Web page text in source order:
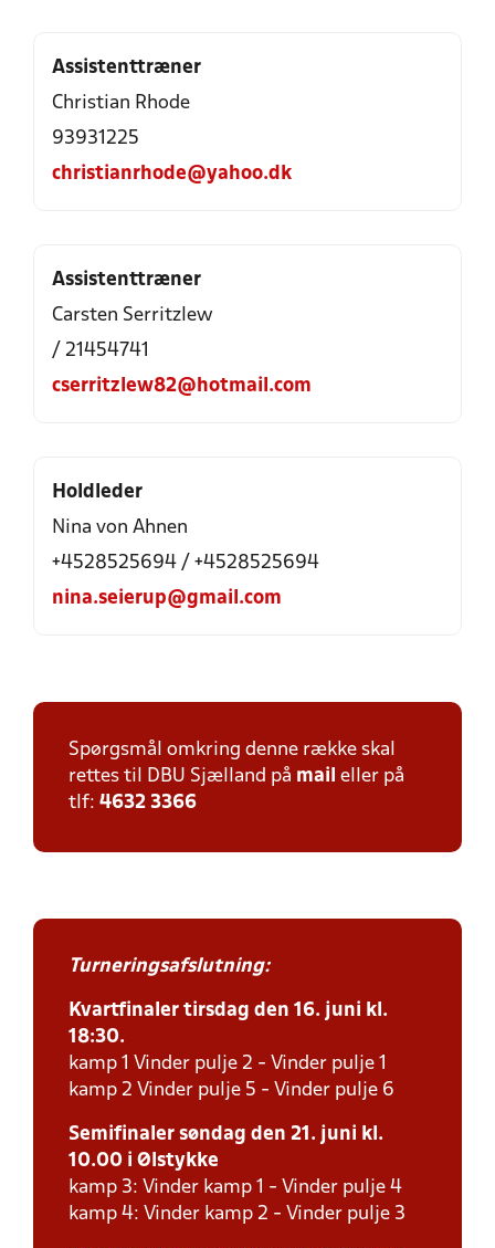
Assistenttræner
Christian Rhode
93931225
christianrhode@yahoo.dk
Assistenttræner
Carsten Serritzlew
/ 21454741
cserritzlew82@hotmail.com
Holdleder
Nina von Ahnen
+4528525694 / +4528525694
nina.seierup@gmail.com
Spørgsmål omkring denne række skal
rettes til DBU Sjælland på mail eller på
tlf: 4632 3366
Turneringsafslutning:
Kvartfinaler tirsdag den 16. juni kl.
18:30.
kamp 1 Vinder pulje 2 - Vinder pulje 1
kamp 2 Vinder pulje 5 - Vinder pulje 6
Semifinaler søndag den 21. juni kl.
10.00 i Ølstykke
kamp 3: Vinder kamp 1 - Vinder pulje 4
kamp 4: Vinder kamp 2 - Vinder pulje 3